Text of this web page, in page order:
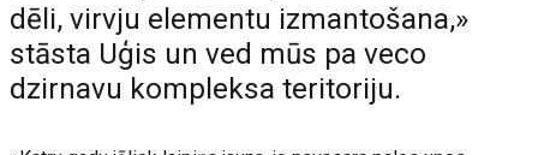
dēli, virvju elementu izmantošana,»
stāsta Uģis un ved mūs pa veco
dzirnavu kompleksa teritoriju.